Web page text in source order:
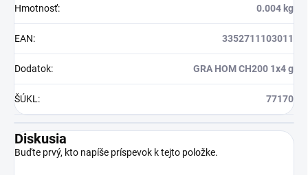
Hmotnosť: 0.004 kg
EAN: 3352711103011
Dodatok: GRA HOM CH200 1x4 g
ŠÚKL : 77170
Diskusia
Buďte prvý, kto napíše príspevok k tejto položke.